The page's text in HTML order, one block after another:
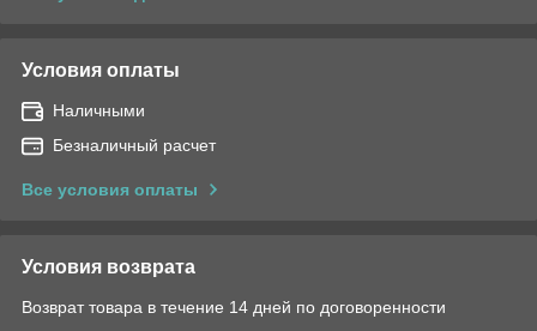
Условия оплаты
Наличными
Безналичный расчет
Все условия оплаты
Условия возврата
Возврат товара в течение 14 дней по договоренности